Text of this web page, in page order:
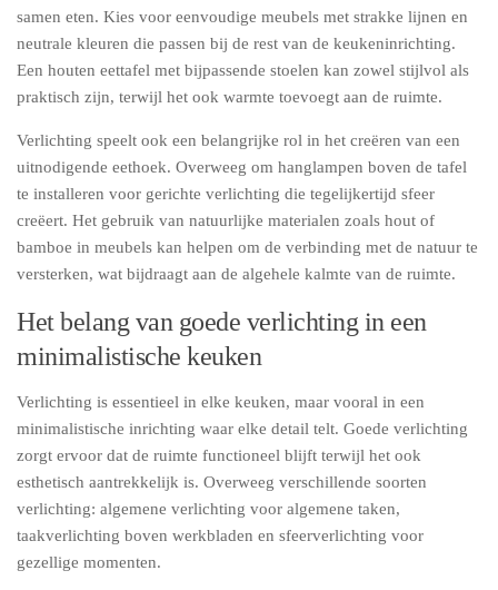
samen eten. Kies voor eenvoudige meubels met strakke lijnen en
neutrale kleuren die passen bij de rest van de keukeninrichting.
Een houten eettafel met bijpassende stoelen kan zowel stijlvol als
praktisch zijn, terwijl het ook warmte toevoegt aan de ruimte.
Verlichting speelt ook een belangrijke rol in het creëren van een
uitnodigende eethoek. Overweeg om hanglampen boven de tafel
te installeren voor gerichte verlichting die tegelijkertijd sfeer
creëert. Het gebruik van natuurlijke materialen zoals hout of
bamboe in meubels kan helpen om de verbinding met de natuur te
versterken, wat bijdraagt aan de algehele kalmte van de ruimte.
Het belang van goede verlichting in een
minimalistische keuken
Verlichting is essentieel in elke keuken, maar vooral in een
minimalistische inrichting waar elke detail telt. Goede verlichting
zorgt ervoor dat de ruimte functioneel blijft terwijl het ook
esthetisch aantrekkelijk is. Overweeg verschillende soorten
verlichting: algemene verlichting voor algemene taken,
taakverlichting boven werkbladen en sfeerverlichting voor
gezellige momenten.